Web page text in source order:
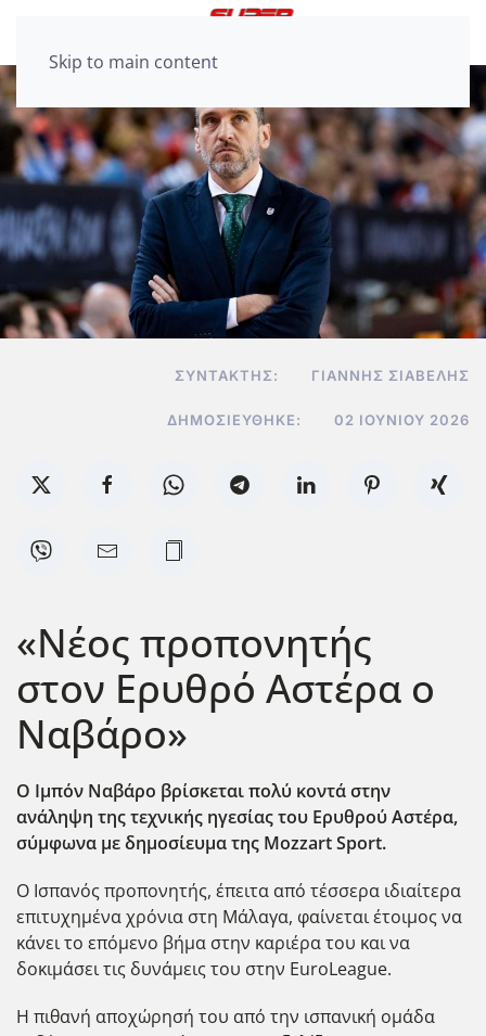
Skip to main content
ΣΥΝΤΆΚΤΗΣ: ΓΙΆΝΝΗΣ ΣΙΑΒΕΛΉΣ
ΔΗΜΟΣΙΕΎΘΗΚΕ: 02 ΙΟΥΝΊΟΥ 2026
«Νέος προπονητής
στον Ερυθρό Αστέρα ο
Ναβάρο»
Ο Ιμπόν Ναβάρο βρίσκεται πολύ κοντά στην
ανάληψη της τεχνικής ηγεσίας του Ερυθρού Αστέρα,
σύμφωνα με δημοσίευμα της Mozzart Sport.
Ο Ισπανός προπονητής, έπειτα από τέσσερα ιδιαίτερα
επιτυχημένα χρόνια στη Μάλαγα, φαίνεται έτοιμος να
κάνει το επόμενο βήμα στην καριέρα του και να
δοκιμάσει τις δυνάμεις του στην EuroLeague.
Η πιθανή αποχώρησή του από την ισπανική ομάδα